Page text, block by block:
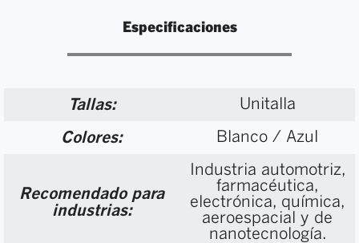
Especificaciones
Tallas: Unitalla
Colores: Blanco / Azul
Recomendado para
industrias:
Industria automotriz,
farmacéutica,
electrónica, química,
aeroespacial y de
nanotecnología.